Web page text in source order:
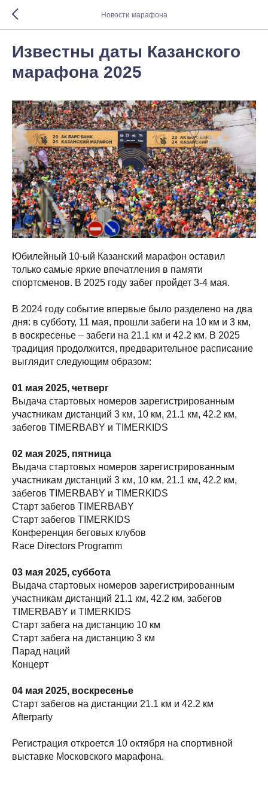
Новости марафона
Известны даты Казанского
марафона 2025
Юбилейный 10-ый Казанский марафон оставил
только самые яркие впечатления в памяти
спортсменов. В 2025 году забег пройдет 3-4 мая.
В 2024 году событие впервые было разделено на два
дня: в субботу, 11 мая, прошли забеги на 10 км и 3 км,
в воскресенье – забеги на 21.1 км и 42.2 км. В 2025
традиция продолжится, предварительное расписание
выглядит следующим образом:
01 мая 2025, четверг
Выдача стартовых номеров зарегистрированным
участникам дистанций 3 км, 10 км, 21.1 км, 42.2 км,
забегов TIMERBABY и TIMERKIDS
02 мая 2025, пятница
Выдача стартовых номеров зарегистрированным
участникам дистанций 3 км, 10 км, 21.1 км, 42.2 км,
забегов TIMERBABY и TIMERKIDS
Старт забегов TIMERBABY
Старт забегов TIMERKIDS
Конференция беговых клубов
Race Directors Programm
03 мая 2025, суббота
Выдача стартовых номеров зарегистрированным
участникам дистанций 21.1 км, 42.2 км, забегов
TIMERBABY и TIMERKIDS
Старт забега на дистанцию 10 км
Старт забега на дистанцию 3 км
Парад наций
Концерт
04 мая 2025, воскресенье
Старт забегов на дистанции 21.1 км и 42.2 км
Afterparty
Регистрация откроется 10 октября на спортивной
выставке Московского марафона.